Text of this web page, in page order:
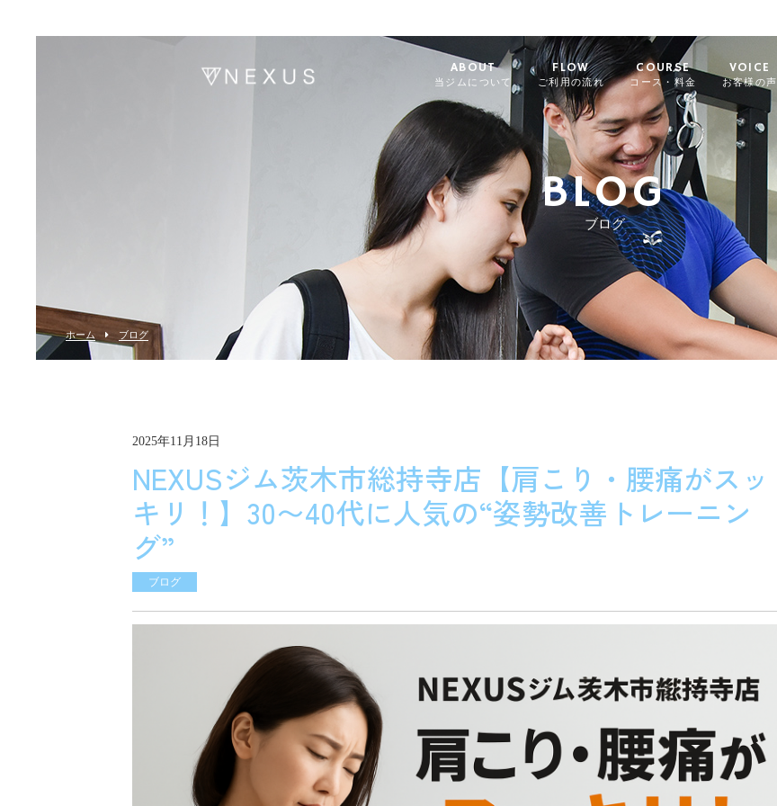
ABOUT
当ジムについて
FLOW
ご利用の流れ
COURSE
コース・料金
VOICE
お客様の声
BLOG
ブログ
ホーム ブログ
2025年11月18日
NEXUSジム茨木市総持寺店【肩こり・腰痛がスッ
キリ！】30〜40代に人気の“姿勢改善トレーニン
グ”
ブログ